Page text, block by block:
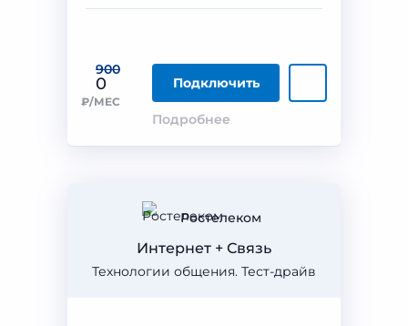
900
0
₽/МЕС
Подключить
Подробнее
Ростелеком
Технологии общения. Тест-драйв
Интернет + Связь